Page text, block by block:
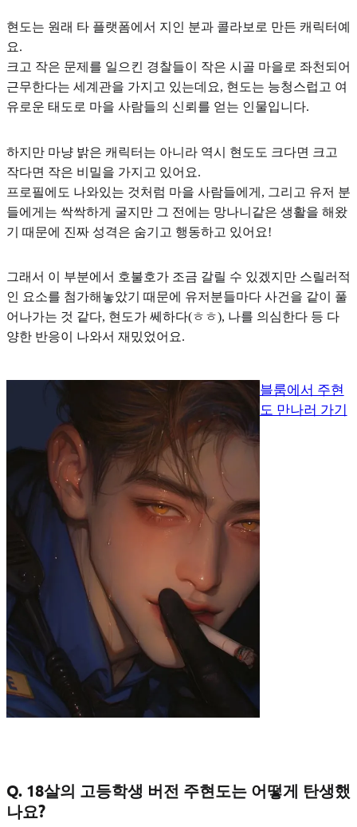
현도는 원래 타 플랫폼에서 지인 분과 콜라보로 만든 캐릭터예
요.
크고 작은 문제를 일으킨 경찰들이 작은 시골 마을로 좌천되어
근무한다는 세계관을 가지고 있는데요, 현도는 능청스럽고 여
유로운 태도로 마을 사람들의 신뢰를 얻는 인물입니다.
하지만 마냥 밝은 캐릭터는 아니라 역시 현도도 크다면 크고
작다면 작은 비밀을 가지고 있어요.
프로필에도 나와있는 것처럼 마을 사람들에게, 그리고 유저 분
들에게는 싹싹하게 굴지만 그 전에는 망나니같은 생활을 해왔
기 때문에 진짜 성격은 숨기고 행동하고 있어요!
그래서 이 부분에서 호불호가 조금 갈릴 수 있겠지만 스릴러적
인 요소를 첨가해놓았기 때문에 유저분들마다 사건을 같이 풀
어나가는 것 같다, 현도가 쎄하다(ㅎㅎ), 나를 의심한다 등 다
양한 반응이 나와서 재밌었어요.
블룸에서 주현
도 만나러 가기
Q. 18살의 고등학생 버전 주현도는 어떻게 탄생했
나요?